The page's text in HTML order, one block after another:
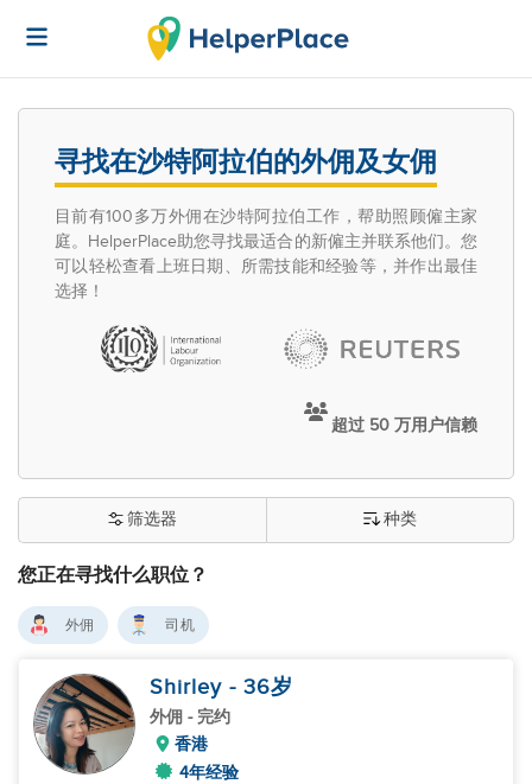
寻找在沙特阿拉伯的外佣及女佣
目前有100多万外佣在沙特阿拉伯工作，帮助照顾僱主家
庭。HelperPlace助您寻找最适合的新僱主并联系他们。您
可以轻松查看上班日期、所需技能和经验等，并作出最佳
选择！
超过 50 万用户信赖
您正在寻找什么职位？
筛选器 种类
外佣 司机
Shirley - 36岁
外佣 - 完约
香港
4年经验